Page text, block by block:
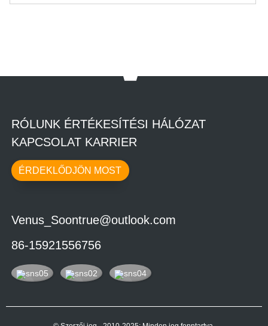
RÓLUNK ÉRTÉKESÍTÉSI HÁLÓZAT
KAPCSOLAT KARRIER
ÉRDEKLŐDJÖN MOST
Venus_Soontrue@outlook.com
86-15921556756